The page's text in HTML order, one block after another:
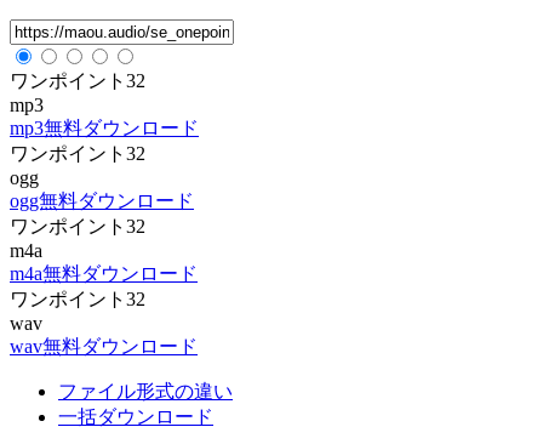
ワンポイント32
mp3
mp3無料ダウンロード
ワンポイント32
ogg
ogg無料ダウンロード
ワンポイント32
m4a
m4a無料ダウンロード
ワンポイント32
wav
wav無料ダウンロード
ファイル形式の違い
一括ダウンロード